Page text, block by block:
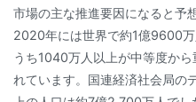
市場の主な推進要因になると予
2020年には世界で約1億9600
うち1040万人以上が中等度か
れています。国連経済社会局